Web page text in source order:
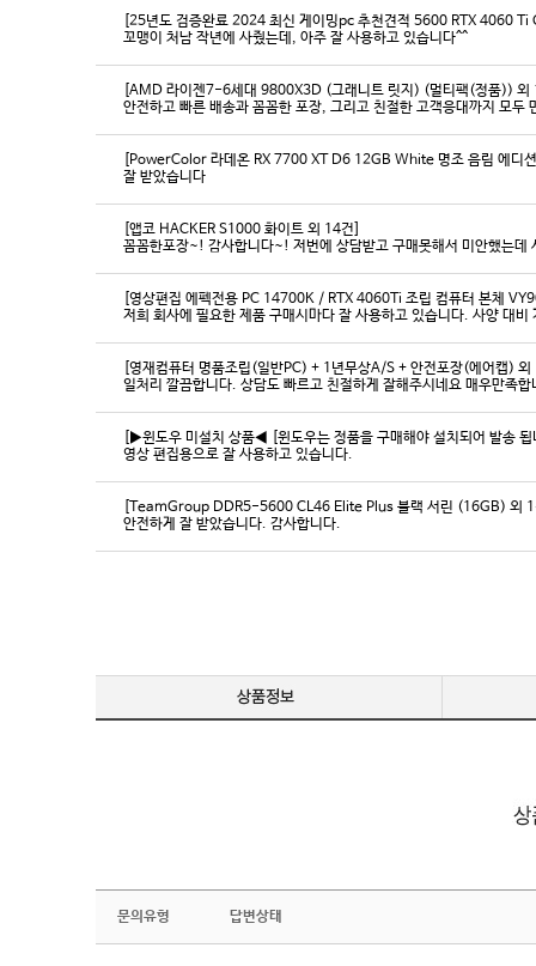
[25년도 검증완료 2024 최신 게이밍pc 추천견적 5600 RTX 4060
꼬맹이 처남 작년에 사줬는데, 아주 잘 사용하고 있습니다^^
[AMD 라이젠7-6세대 9800X3D (그래니트 릿지) (멀티팩(정품)) 외
[PowerColor 라데온 RX 7700 XT D6 12GB White 명조 음림 에디
잘 받았습니다
[앱코 HACKER S1000 화이트 외 14건]
꼼꼼한포장~! 감사합니다~! 저번에 상담받고 구매못해서 미안했는
[영상편집 에펙전용 PC 14700K / RTX 4060Ti 조립 컴퓨터 본체
[영재컴퓨터 명품조립(일반PC) + 1년무상A/S + 안전포장(에어캡)
일처리 깔끔합니다. 상담도 빠르고 친절하게 잘해주시네요 매우만족
[▶윈도우 미설치 상품◀ [윈도우는 정품을 구매해야 설치되어 발송
영상 편집용으로 잘 사용하고 있습니다.
[TeamGroup DDR5-5600 CL46 Elite Plus 블랙 서린 (16GB) 외
안전하게 잘 받았습니다. 감사합니다.
문의유형 답변상태